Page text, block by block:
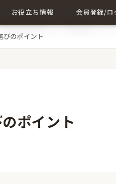
いて詳しく
お役立ち情報
店舗に関する記事一覧
会員登録/ロ
びのポイント
ポイント